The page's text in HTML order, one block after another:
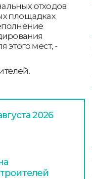
отходов
площадках
этого мест, -
2026